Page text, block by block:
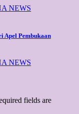
NEWS
Apel Pembukaan
NEWS
fields are